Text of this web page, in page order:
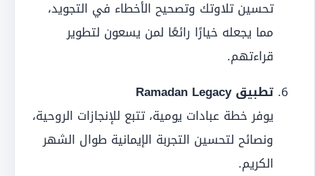
تحسين تلاوتك وتصحيح الأخطاء في التجويد،
مما يجعله خيارًا رائعًا لمن يسعون لتطوير
قراءتهم.
تطبيق Ramadan Legacy
يوفر خطة عبادات يومية، تتبع للإنجازات الروحية،
ونصائح لتحسين التجربة الإيمانية طوال الشهر
الكريم.